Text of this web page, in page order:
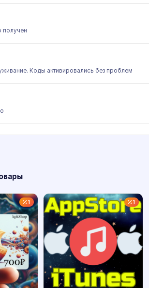
получен
Коды активировались без проблем
1 1